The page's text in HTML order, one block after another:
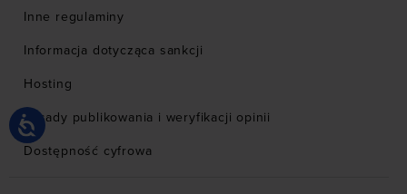
Inne regulaminy
Informacja dotycząca sankcji
Hosting
Zasady publikowania i weryfikacji opinii
Dostępność cyfrowa